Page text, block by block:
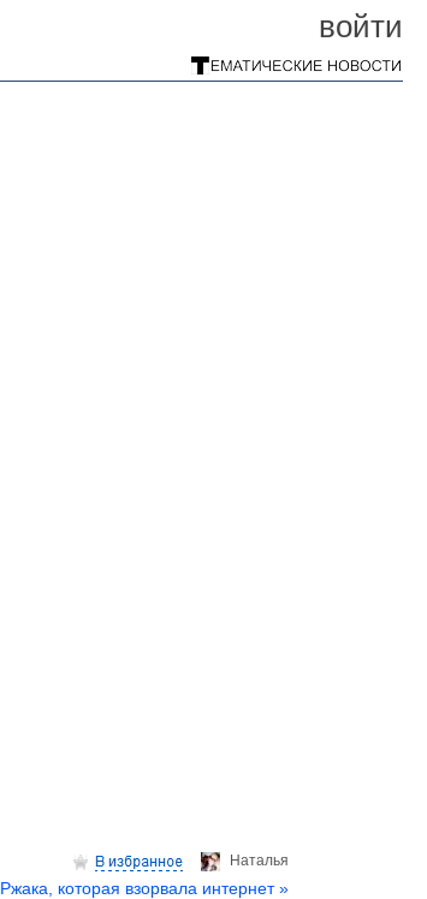
войти
Hаталья
Ржака, которая взорвала интернет »